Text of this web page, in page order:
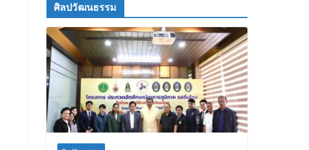
ศิลปวัฒนธรรม